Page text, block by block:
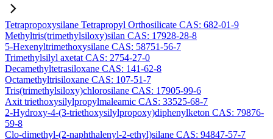
Tetrapropoxysilane Tetrapropyl Orthosilicate CAS: 682-01-9
Methyltris(trimethylsiloxy)silan CAS: 17928-28-8
5-Hexenyltrimethoxysilane CAS: 58751-56-7
Trimethylsilyl axetat CAS: 2754-27-0
Decamethyltetrasiloxane CAS: 141-62-8
Octamethyltrisiloxane CAS: 107-51-7
Tris(trimethylsiloxy)chlorosilane CAS: 17905-99-6
Axit triethoxysilylpropylmaleamic CAS: 33525-68-7
2-Hydroxy-4-(3-triethoxysilylpropoxy)diphenylketon CAS: 79876-
59-8
Clo-dimethyl-(2-naphthalenyl-2-ethyl)silane CAS: 94847-57-7